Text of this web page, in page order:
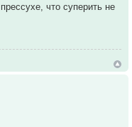
что суперить не